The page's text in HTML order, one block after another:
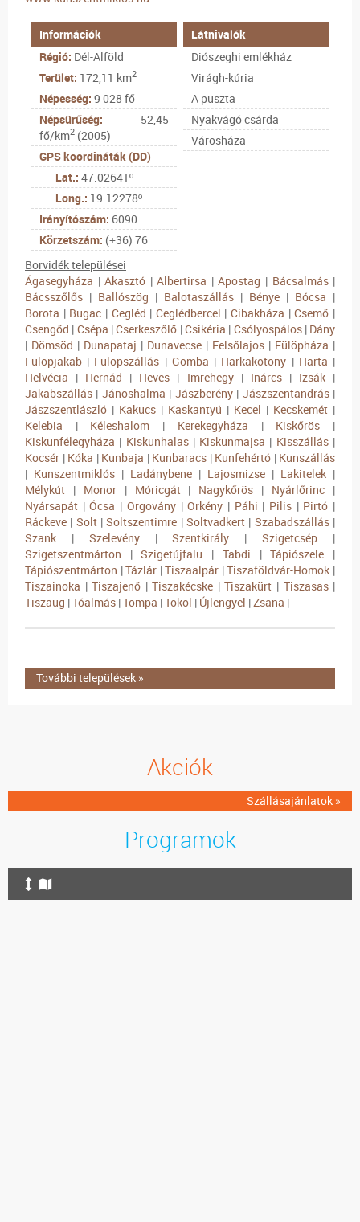
Információk
Régió: Dél-Alföld
Terület: 172,11 km2
Népesség: 9 028 fő
Népsürűség: 52,45
fő/km2(2005)
GPS koordináták (DD)
Lat.: 47.02641º
Long.: 19.12278º
Irányítószám: 6090
Körzetszám: (+36) 76
Látnivalók
Diószeghi emlékház
Virágh-kúria
A puszta
Nyakvágó csárda
Városháza
Borvidék települései
Ágasegyháza | Akasztó | Albertirsa | Apostag | Bácsalmás |
Bácsszőlős | Ballószög | Balotaszállás | Bénye | Bócsa |
Borota | Bugac | Cegléd | Ceglédbercel | Cibakháza | Csemő |
Csengőd | Csépa |Cserkeszőlő |Csikéria | Csólyospálos | Dány
| Dömsöd | Dunapataj | Dunavecse | Felsőlajos | Fülöpháza |
Fülöpjakab | Fülöpszállás | Gomba | Harkakötöny | Harta |
Helvécia | Hernád | Heves | Imrehegy | Inárcs | Izsák |
Jakabszállás | Jánoshalma | Jászberény | Jászszentandrás |
Jászszentlászló | Kakucs | Kaskantyú | Kecel | Kecskemét |
Kelebia
| Kéleshalom | Kerekegyháza | Kiskőrös
|
Kiskunfélegyháza | Kiskunhalas | Kiskunmajsa | Kisszállás |
Kocsér | Kóka | Kunbaja | Kunbaracs | Kunfehértó | Kunszállás
| Kunszentmiklós | Ladánybene | Lajosmizse | Lakitelek |
Mélykút | Monor | Móricgát | Nagykőrös | Nyárlőrinc |
Nyársapát | Ócsa | Orgovány | Örkény | Páhi | Pilis | Pirtó |
Ráckeve | Solt | Soltszentimre | Soltvadkert | Szabadszállás |
Szank
| Szelevény | Szentkirály | Szigetcsép
|
Szigetszentmárton
| Szigetújfalu | Tabdi | Tápiószele
|
Tápiószentmárton |Tázlár |Tiszaalpár |Tiszaföldvár-Homok |
Tiszainoka | Tiszajenő | Tiszakécske | Tiszakürt | Tiszasas |
Tiszaug |Tóalmás |Tompa |Tököl | Újlengyel |Zsana |
További települések »
Akciók
Szállásajánlatok »
Programok